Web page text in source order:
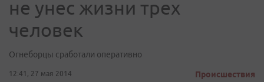
не унес жизни трех
человек
Огнеборцы сработали оперативно
12:41, 27 мая 2014 Происшествия